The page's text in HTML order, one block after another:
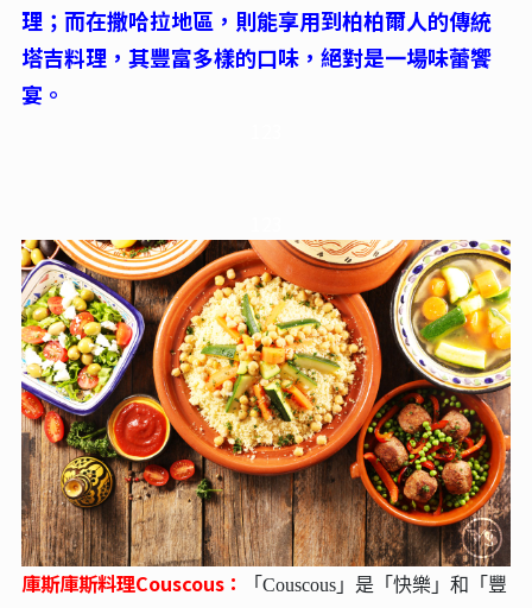
理；而在撒哈拉地區，則能享用到柏柏爾人的傳統
塔吉料理，其豐富多樣的口味，絕對是一場味蕾饗
宴。
庫斯庫斯料理Couscous：
「Couscous」是「快樂」和「豐